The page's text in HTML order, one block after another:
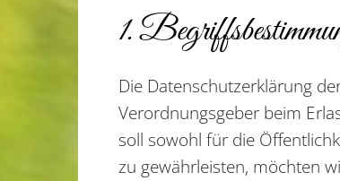
1.
Die Datenschutzerklärung
Verordnungsgeber beim
soll sowohl für die
zu gewährleisten, möchten